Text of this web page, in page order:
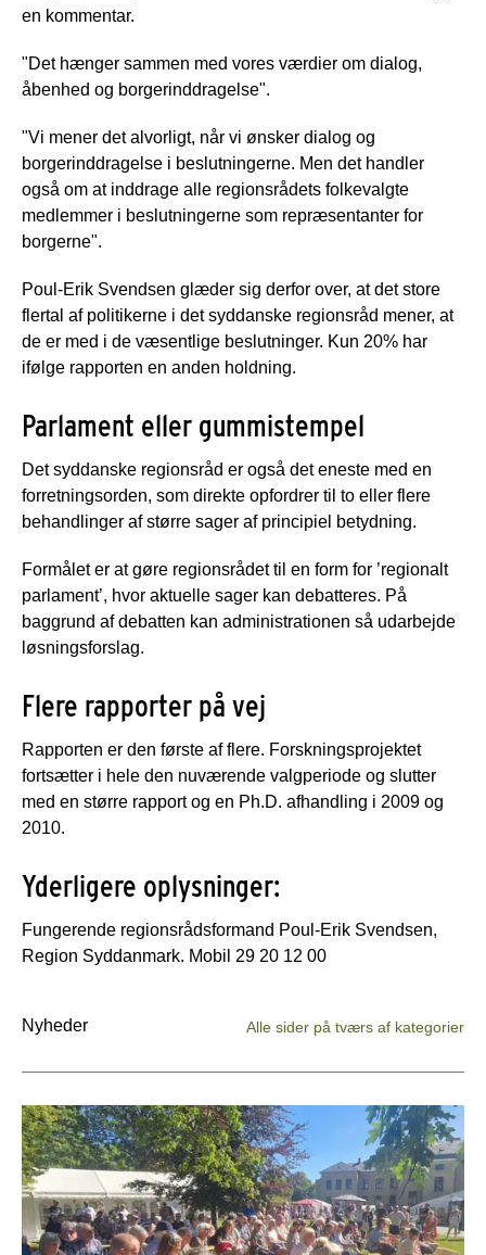
en kommentar.
"Det hænger sammen med vores værdier om dialog,
åbenhed og borgerinddragelse".
"Vi mener det alvorligt, når vi ønsker dialog og
borgerinddragelse i beslutningerne. Men det handler
også om at inddrage alle regionsrådets folkevalgte
medlemmer i beslutningerne som repræsentanter for
borgerne".
Poul-Erik Svendsen glæder sig derfor over, at det store
flertal af politikerne i det syddanske regionsråd mener, at
de er med i de væsentlige beslutninger. Kun 20% har
ifølge rapporten en anden holdning.
Parlament eller gummistempel
Det syddanske regionsråd er også det eneste med en
forretningsorden, som direkte opfordrer til to eller flere
behandlinger af større sager af principiel betydning.
Formålet er at gøre regionsrådet til en form for ’regionalt
parlament’, hvor aktuelle sager kan debatteres. På
baggrund af debatten kan administrationen så udarbejde
løsningsforslag.
Flere rapporter på vej
Rapporten er den første af flere. Forskningsprojektet
fortsætter i hele den nuværende valgperiode og slutter
med en større rapport og en Ph.D. afhandling i 2009 og
2010.
Yderligere oplysninger:
Fungerende regionsrådsformand Poul-Erik Svendsen,
Region Syddanmark. Mobil 29 20 12 00
Nyheder Alle sider på tværs af kategorier